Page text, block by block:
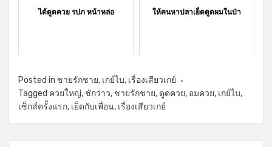
ได้ดูดควย รปภ หน้าหล่อ ให้คนหาปลาเย็ดตูดผมในป่า
Posted in ชายรักชาย, เกย์ไบ, เรื่องเสียวเกย์
Tagged ควยใหญ่, ชักว่าว, ชายรักชาย, ดูดควย, อมควย, เกย์ไบ,
เซ็กส์ครั้งแรก, เย็ดกับเพื่อน, เรื่องเสียวเกย์